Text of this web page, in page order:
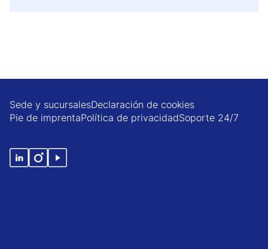
Sede y sucursalesDeclaración de cookies
Pie de imprentaPolítica de privacidadSoporte 24/7